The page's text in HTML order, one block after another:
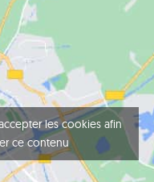
les cookies afin
ce contenu